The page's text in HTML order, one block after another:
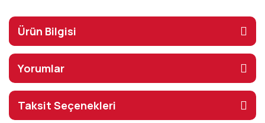
Ürün Bilgisi
Yorumlar
Taksit Seçenekleri